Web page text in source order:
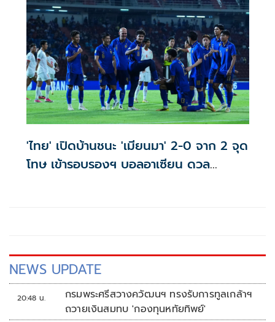
'ไทย' เปิดบ้านชนะ 'เมียนมา' 2-0 จาก 2 จุด
โทษ เข้ารอบรองฯ บอลอาเซียน ดวล
NEWS UPDATE
20:48 น.
กรมพระศรีสวางควัฒนฯ ทรงรับการทูลเกล้าฯ
ถวายเงินสมทบ 'กองทุนหทัยทิพย์'